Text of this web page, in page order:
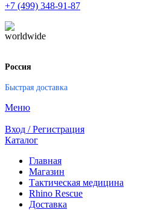
+7 (499) 348-91-87
Россия
Быстрая доставка
Меню
Вход / Регистрация
Каталог
Главная
Магазин
Тактическая медицина
Rhino Rescue
Доставка